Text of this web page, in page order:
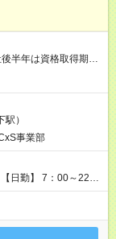
半年は資格取得期間
います。 （保有資
・介護福祉士／月
ーディネー／月収
は本採用時と同じで
）
事業部